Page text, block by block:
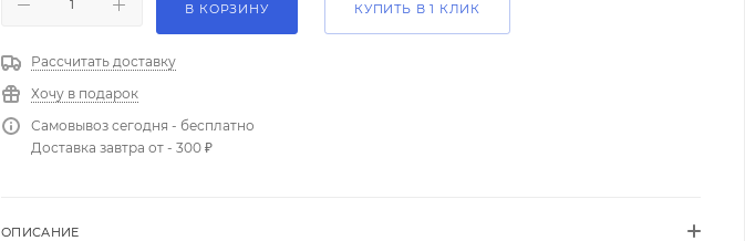
В КОРЗИНУ КУПИТЬ В 1 КЛИК
Рассчитать доставку
Хочу в подарок
Самовывоз сегодня - бесплатно
Доставка завтра от - 300 ₽
ОПИСАНИЕ